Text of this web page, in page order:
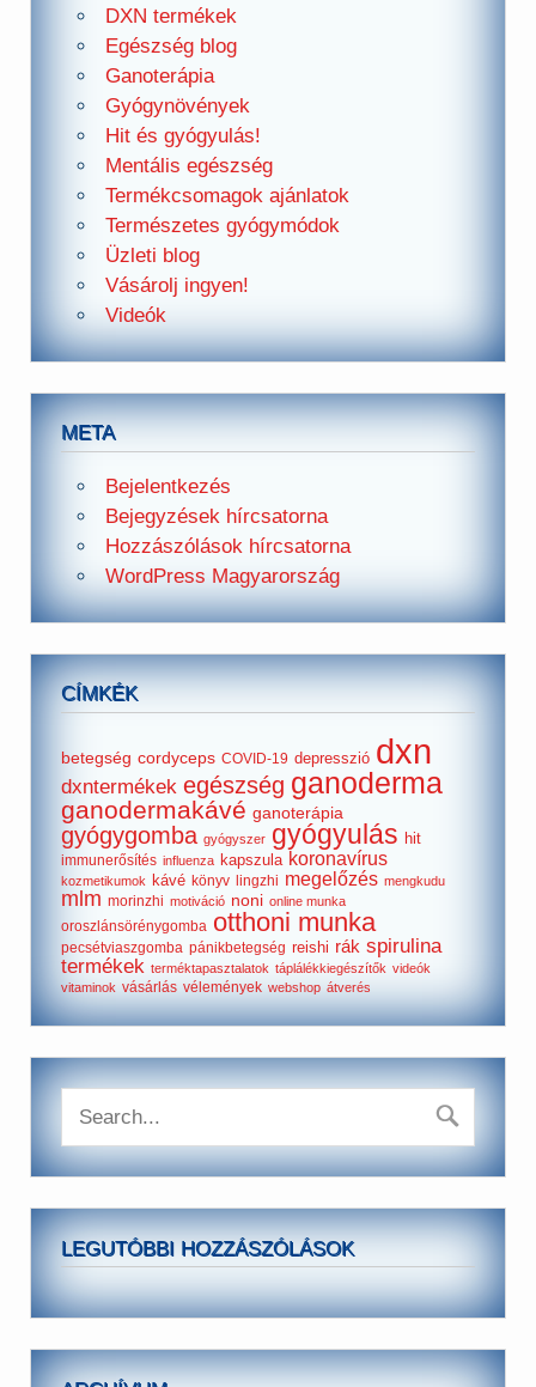
DXN termékek
Egészség blog
Ganoterápia
Gyógynövények
Hit és gyógyulás!
Mentális egészség
Termékcsomagok ajánlatok
Természetes gyógymódok
Üzleti blog
Vásárolj ingyen!
Videók
META
Bejelentkezés
Bejegyzések hírcsatorna
Hozzászólások hírcsatorna
WordPress Magyarország
CÍMKÉK
betegség cordyceps COVID-19 depresszió dxn
dxntermékek egészség ganoderma
ganodermakávé ganoterápia
gyógygomba gyógyszer gyógyulás hit
immunerősítés influenza kapszula koronavírus
kozmetikumok kávé könyv lingzhi megelőzés mengkudu
mlm morinzhi motiváció noni online munka
oroszlánsörénygomba otthoni munka
pecsétviaszgomba pánikbetegség reishi rák spirulina
termékek terméktapasztalatok táplálékkiegészítők videók
vitaminok vásárlás vélemények webshop átverés
LEGUTÓBBI HOZZÁSZÓLÁSOK